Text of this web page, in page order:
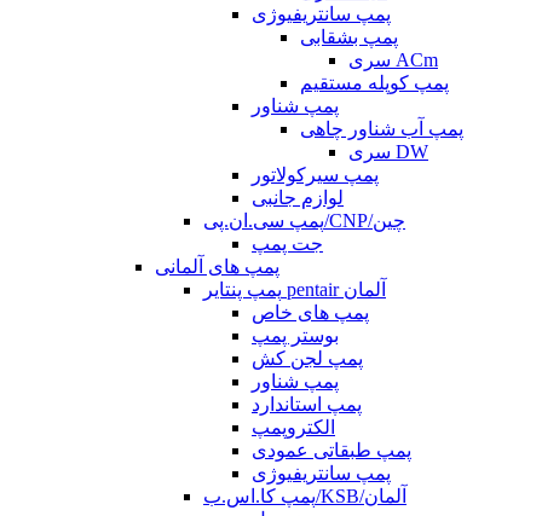
پمپ سانتریفیوژی
پمپ بشقابی
سری ACm
پمپ کوپله مستقیم
پمپ شناور
پمپ آب شناور چاهی
سری DW
پمپ سیرکولاتور
لوازم جانبی
پمپ سی.ان.پی/CNP/چین
جت پمپ
پمپ های آلمانی
پمپ پنتایر pentair آلمان
پمپ های خاص
بوستر پمپ
پمپ لجن کش
پمپ شناور
پمپ استاندارد
الکتروپمپ
پمپ طبقاتی عمودی
پمپ سانتریفیوژی
پمپ کا.اس.ب/KSB/آلمان